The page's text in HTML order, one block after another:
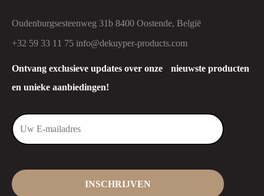
Ontvang exclusieve updates over onze nieuwste producten
en unieke aanbiedingen!
Oudenburgsesteenweg 31b 8400 Oostende, België
+32 59 33 11 75 info@dekuyper-products.com